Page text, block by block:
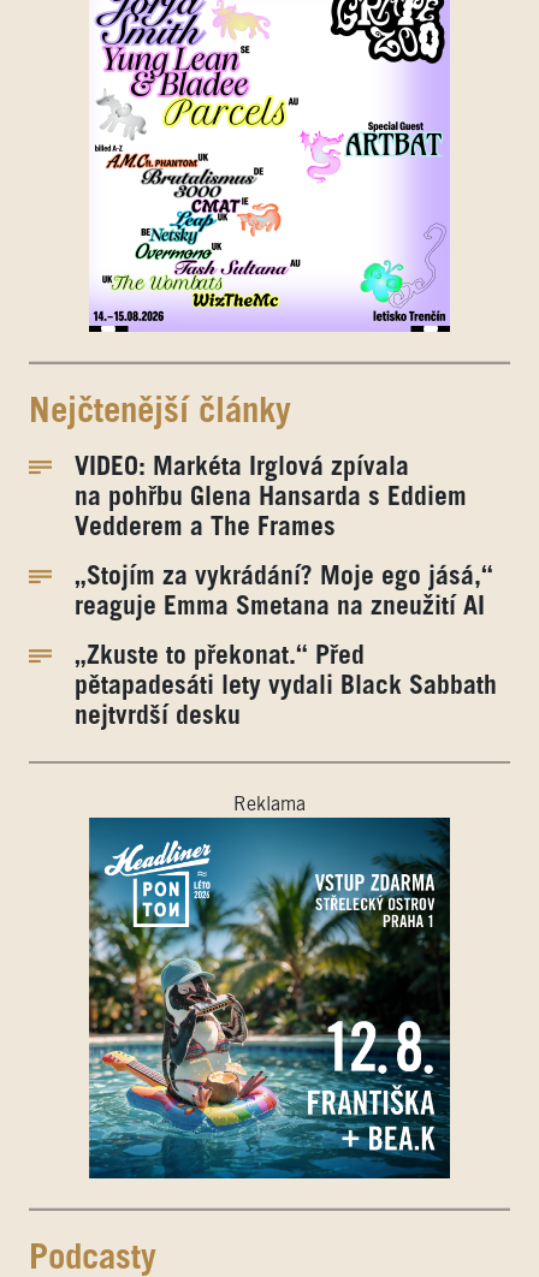
Nejčtenější články
VIDEO: Markéta Irglová zpívala
na pohřbu Glena Hansarda s Eddiem
Vedderem a The Frames
„Stojím za vykrádání? Moje ego jásá,“
reaguje Emma Smetana na zneužití AI
„Zkuste to překonat.“ Před
pětapadesáti lety vydali Black Sabbath
nejtvrdší desku
Reklama
Podcasty